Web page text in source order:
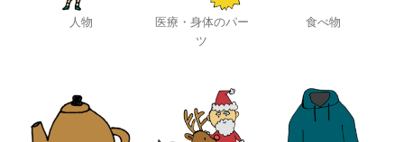
人物
医療・身体のパー
ツ
食べ物